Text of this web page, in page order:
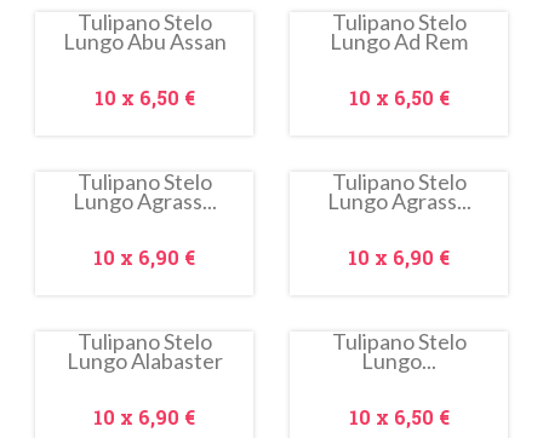
Tulipano Stelo
Lungo Abu Assan
Prezzo
10 x 6,50 €
Tulipano Stelo
Lungo Ad Rem
Prezzo
10 x 6,50 €
Tulipano Stelo
Lungo Agrass...
Prezzo
10 x 6,90 €
Tulipano Stelo
Lungo Agrass...
Prezzo
10 x 6,90 €
Tulipano Stelo
Lungo Alabaster
Prezzo
10 x 6,90 €
Tulipano Stelo
Lungo...
Prezzo
10 x 6,50 €